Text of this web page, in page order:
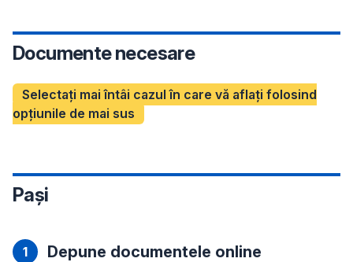
Documente necesare
Selectați mai întâi cazul în care vă aflați folosind
opțiunile de mai sus
Pași
Depune documentele online